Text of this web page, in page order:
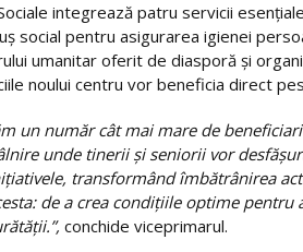
integrează patru servicii
social pentru asigurarea igienei
umanitar oferit de diasporă și
noului centru vor beneficia direct
un număr cât mai mare de
unde tinerii și seniorii vor
transformând îmbătrânirea
de a crea condițiile optime
conchide viceprimarul.